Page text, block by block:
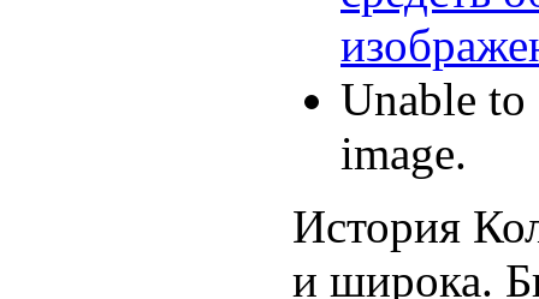
Unable to
image.
История
и широка.